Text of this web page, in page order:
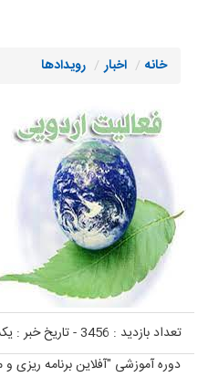
خانه اخبار رویدادها
تعداد بازدید : 3456 -
تاریخ خبر : یکشنبه 30 مرداد
دوره آموزشی "آفلاین برنامه ریزی